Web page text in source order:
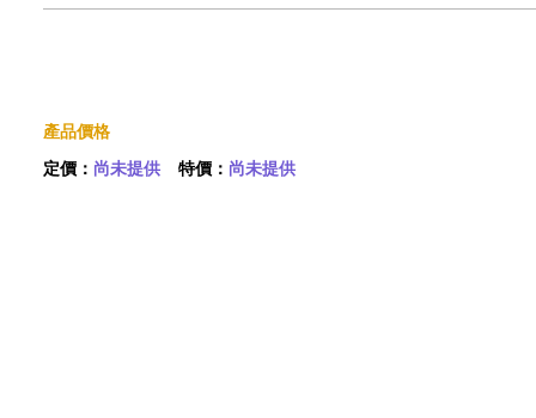
產品價格
定價： 尚未提供 特價： 尚未提供